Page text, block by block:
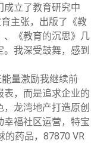
成立了教育研究中
主张，出版了《教
、《教育的沉思》几
我深受鼓舞，感到
量激励我继续前
，而是追求企业的
龙湾地产打造原创
幸福社区运营，特宝
的药品，87870 VR